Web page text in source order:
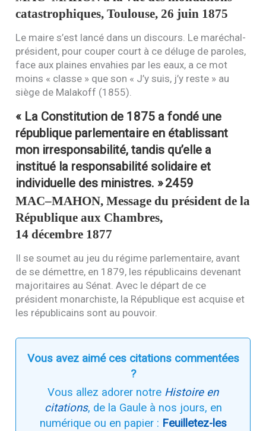
catastrophiques, Toulouse, 26 juin 1875
Le maire s’est lancé dans un discours. Le maréchal-
président, pour couper court à ce déluge de paroles,
face aux plaines envahies par les eaux, a ce mot
moins « classe » que son « J’y suis, j’y reste » au
siège de Malakoff (1855).
« La Constitution de 1875 a fondé une
république parlementaire en établissant
mon irresponsabilité, tandis qu’elle a
institué la responsabilité solidaire et
individuelle des ministres. »2459
MAC–MAHON, Message du président de la
République aux Chambres,
14 décembre 1877
Il se soumet au jeu du régime parlementaire, avant
de se démettre, en 1879, les républicains devenant
majoritaires au Sénat. Avec le départ de ce
président monarchiste, la République est acquise et
les républicains sont au pouvoir.
Vous avez aimé ces citations commentées
?
Vous allez adorer notre Histoire en
citations, de la Gaule à nos jours, en
numérique ou en papier : Feuilletez-les